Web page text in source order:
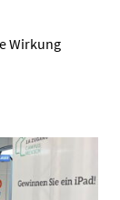
Wirkung